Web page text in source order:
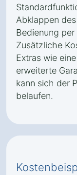
Abklappen
Bedienung
Zusätzliche
Extras wie
erweiterte
kann sich der
belaufen.